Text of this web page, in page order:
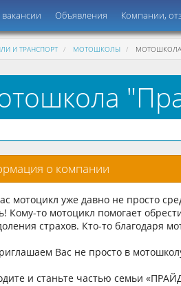
Объявления Компании,
И ТРАНСПОРТ МОТОШКОЛЫ
о компании
мотоцикл уже давно не просто
Кому-то мотоцикл помогает
страхов. Кто-то благодаря
Вас не просто в
и станьте частью семьи